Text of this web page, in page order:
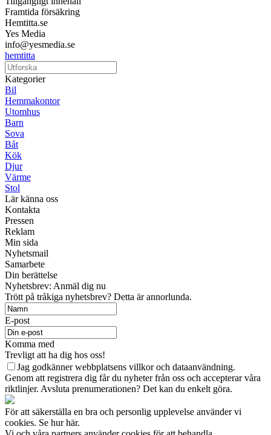
Framtida försäkring
Hemtitta.se
Yes Media
info@yesmedia.se
hemtitta
Kategorier
Bil
Hemmakontor
Utomhus
Barn
Sova
Båt
Kök
Djur
Värme
Stol
Lär känna oss
Kontakta
Pressen
Reklam
Min sida
Nyhetsmail
Samarbete
Din berättelse
Nyhetsbrev: Anmäl dig nu
Trött på tråkiga nyhetsbrev? Detta är annorlunda.
E-post
Komma med
Trevligt att ha dig hos oss!
Jag godkänner webbplatsens villkor och dataanvändning.
Genom att registrera dig får du nyheter från oss och accepterar våra
riktlinjer. Avsluta prenumerationen? Det kan du enkelt göra.
För att säkerställa en bra och personlig upplevelse använder vi
cookies. Se hur här.